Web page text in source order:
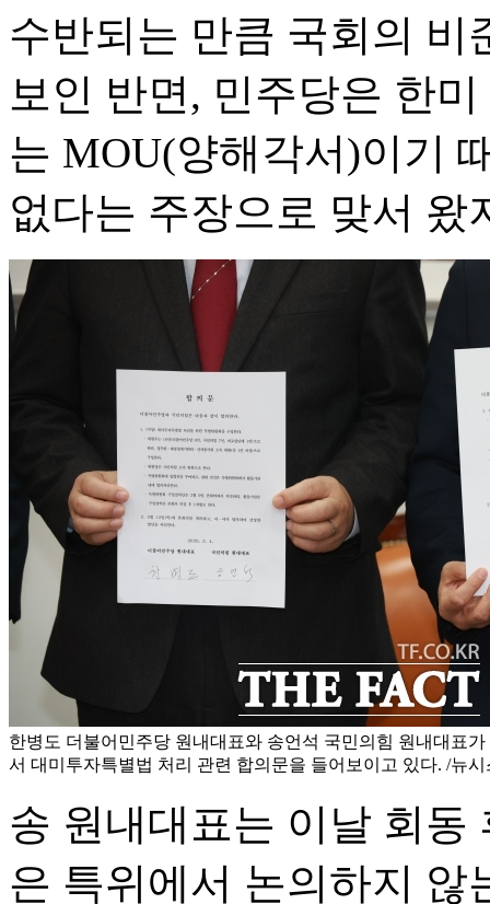
수반되는 만큼 국회의 비
보인 반면, 민주당은 한
는 MOU(양해각서)이기
없다는 주장으로 맞서 왔
한병도 더불어민주당 원내대표와 송언석 국민의힘 원내대표
서 대미투자특별법 처리 관련 합의문을 들어보이고 있다. /뉴시
송 원내대표는 이날 회동
은 특위에서 논의하지